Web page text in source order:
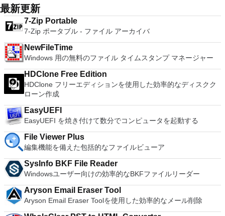
ん。 サポートされている言語は次のとおりです。インドネシ
ア語、マレーシア語、セシュティナ、ダンスク、ドイツ語、英
語、スペイン語、フランス語、フルバツキー、イタリア語、ラ
ク、ポルスキ、ポルトガル、ポルトガル、スロヴェンスキー、
スロベンツキー、スロヴェンスキーSrpski、Suomi、
Svenska、Türkçe。
限のメモリーカード：好きなだけメモリーカードを保存でき、
8MBから64MBまでの単一の物理カードに制限されなくなりま
した。 高解像度グラフィックス：PCSX2を使用すると、
1080pまたは4K HDでゲームをプレイできます。 全体とし
て、PCSX2 PS2エミュレーターの機能は優れています。 PS2
ゲームを高い精度でエミュレートでき、Windowsとエミュレ
労し、時々フリーズまたはクラッシュすることです。* PCSX2
を使用するには、コンソールから抽出できるPlaystation 2
BIOSが必要です。
adjustment tool and multiple tabbed feature. It also has a PDF
converter, spell check and word count feature. WPS Office
2016 Personal Edition supports switching language UI,File
Roaming and Docer online templates. Key features include:
Writer Efficient word processor. Presentation Multimedia
presentations creator. Spreadsheets Powerful tool for data
processing and analysis. 100% compatible with MS Office
document file types (.docx, .pptx, .xlsx, etc.). Thousands of
free document templates. Built-in PDF reader. Mobile device
support (iOS and Android). WPS Cloud Storage included.
many innovative features, including a useful a paragraph
adjustment tool int he Writer program. It has an Office to PDF
converter, automatic spell checking and word count features.
It also has some neat tools such as the Watermark in
document, and converting PowerPoint to Word document
support. Overall, WPS Office 2016 Free is a good alternative
to Microsoft's offering. The Writer program is a versatile word
processor; the Presentation program is an easy to use and
effective slide show maker that helps you to create impressive
multimedia presentations; and the Spreadsheets program is
both a flexible and a powerful spreadsheet application.
ードを制御したりできます。 VNC Viewerは、インストールと
使用が簡単です。制御したいデバイスでインストーラーを実行
し、指示に従ってください。オプションで、Windowsでのリ
モート展開に使用可能なMSIがあります。デスクトッププラッ
トフォームにVNC Viewerをインストールする権限がない場合
は、スタンドアロンオプションを選択する必要があります。
主な機能は次のとおりです。 クラウドサービスを介してVNC
Connectを実行しているコンピューターに接続します。 Apple
Screen Sharing（ARD）などのサードパーティ製のVNC互換
ソフトウェアを実行しているコンピューターに直接接続しま
す。 各デバイスでVNC Viewerにサインインして、すべてのデ
バイス間の接続をバックアップおよび同期します。 仮想キー
ボードの上のスクロールバーには、Command / Windowsなど
ート。 VNC Connectサブスクリプションには、無料、有料、
試用の3つのバージョンがあります。 制御する必要のあるマシ
ンごとに、RealVNCのWebサイトにアクセスして、各コンピ
ューターにVNC Connectをダウンロードするだけです。次
に、RealVNCアカウントの資格情報を使用して、ローカルマ
シンでVNC Viewerにサインインします。そこから、コンピュ
ーターを確認して接続できます。 VNC Connectを使用する
と、セッションはエンドツーエンドで暗号化されます。アプリ
最新更新
7-Zip Portable
7-Zip ポータブル - ファイル アーカイバ
NewFileTime
Windows 用の無料のファイル タイムスタンプ マネージャー
HDClone Free Edition
HDClone フリーエディションを使用した効率的なディスクク
ローン作成
EasyUEFI
EasyUEFI を焼き付けて数分でコンピュータを起動する
File Viewer Plus
編集機能を備えた包括的なファイルビューア
SysInfo BKF File Reader
Windowsユーザー向けの効率的なBKFファイルリーダー
Aryson Email Eraser Tool
Aryson Email Eraser Toolを使用した効率的なメール削除